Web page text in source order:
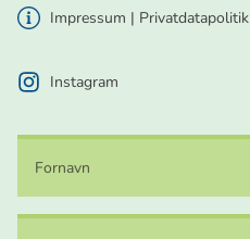
Impressum | Privatdatapolitik
Instagram